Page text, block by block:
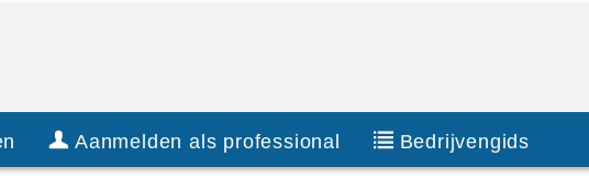
Aanmelden als professional Bedrijvengids